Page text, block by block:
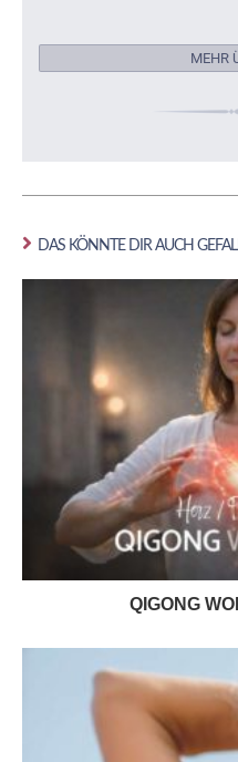
MEHR
DAS KÖNNTE DIR AUCH
QIGONG